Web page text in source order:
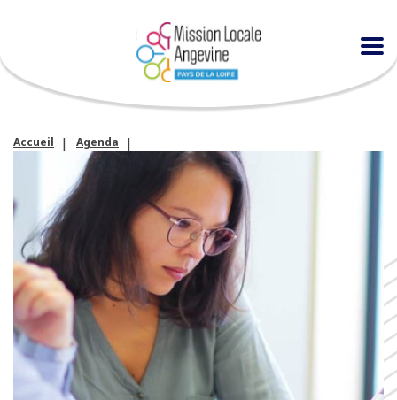
Accueil
Agenda
Angers emploi : les événements Aldev en janvier